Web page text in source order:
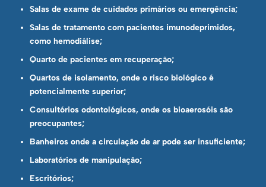
Salas de exame de cuidados primários ou emergência;
Salas de tratamento com pacientes imunodeprimidos,
como hemodiálise;
Quarto de pacientes em recuperação;
Quartos de isolamento, onde o risco biológico é
potencialmente superior;
Consultórios odontológicos, onde os bioaerosóis são
preocupantes;
Banheiros onde a circulação de ar pode ser insuficiente;
Laboratórios de manipulação;
Escritórios;